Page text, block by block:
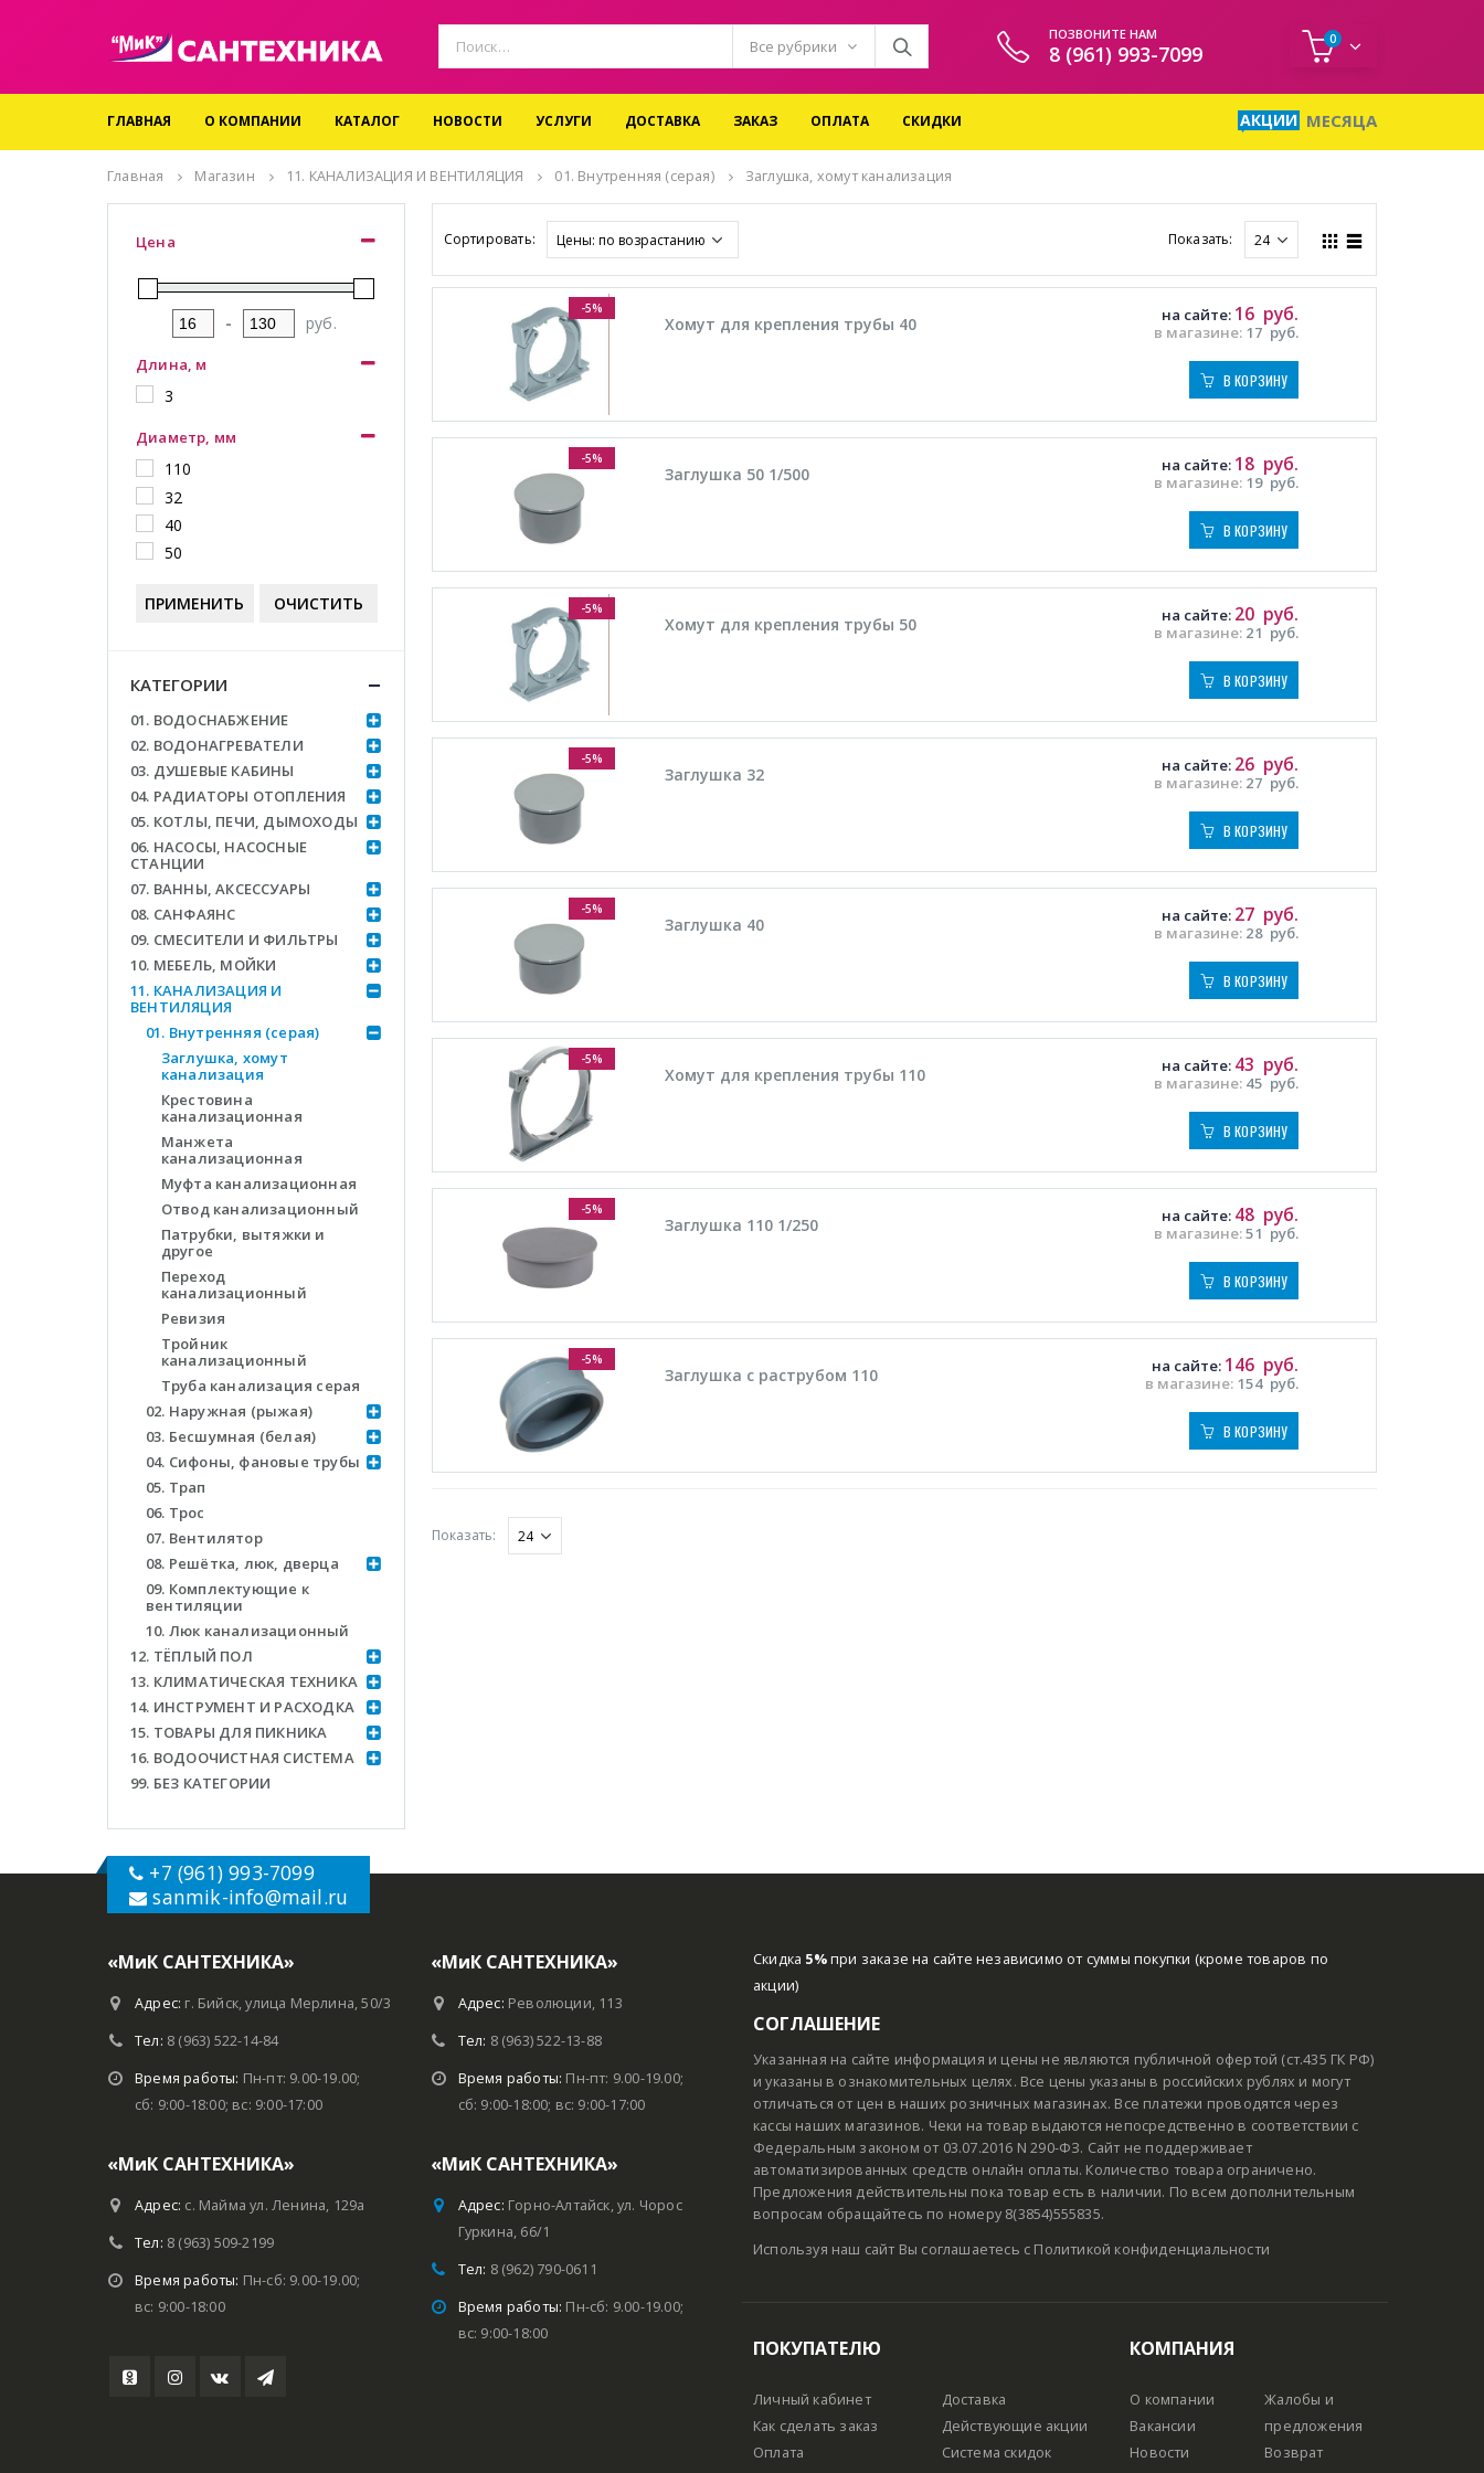
Все рубрики
ПОЗВОНИТЕ НАМ
8 (961) 993-7099
0
ГЛАВНАЯ О КОМПАНИИ КАТАЛОГ НОВОСТИ УСЛУГИ ДОСТАВКА ЗАКАЗ ОПЛАТА СКИДКИ МЕСЯЦА
АКЦИИ
Главная Магазин 11. КАНАЛИЗАЦИЯ И ВЕНТИЛЯЦИЯ 01. Внутренняя (серая) Заглушка, хомут канализация
Сортировать: Показать:
-5%
Хомут для крепления трубы 40 в магазине: 17 руб.
на сайте: 16 руб.
В КОРЗИНУ
-5%
Заглушка 50 1/500 в магазине: 19 руб.
на сайте: 18 руб.
В КОРЗИНУ
-5%
Хомут для крепления трубы 50 в магазине: 21 руб.
на сайте: 20 руб.
В КОРЗИНУ
-5%
Заглушка 32 в магазине: 27 руб.
на сайте: 26 руб.
В КОРЗИНУ
-5%
Заглушка 40 в магазине: 28 руб.
на сайте: 27 руб.
В КОРЗИНУ
-5%
Хомут для крепления трубы 110 в магазине: 45 руб.
на сайте: 43 руб.
В КОРЗИНУ
-5%
Заглушка 110 1/250 в магазине:51 руб.
на сайте: 48 руб.
В КОРЗИНУ
-5%
Заглушка с раструбом 110 в магазине: 154 руб.
на сайте: 146 руб.
В КОРЗИНУ
Показать:
Цена
- руб.
Длина, м
3
Диаметр, мм
110
32
40
50
ПРИМЕНИТЬ ОЧИСТИТЬ
КАТЕГОРИИ
01. ВОДОСНАБЖЕНИЕ
02. ВОДОНАГРЕВАТЕЛИ
03. ДУШЕВЫЕ КАБИНЫ
04. РАДИАТОРЫ ОТОПЛЕНИЯ
05. КОТЛЫ, ПЕЧИ, ДЫМОХОДЫ
06. НАСОСЫ, НАСОСНЫЕ
СТАНЦИИ
07. ВАННЫ, АКСЕССУАРЫ
08. САНФАЯНС
09. СМЕСИТЕЛИ И ФИЛЬТРЫ
10. МЕБЕЛЬ, МОЙКИ
11. КАНАЛИЗАЦИЯ И
ВЕНТИЛЯЦИЯ
01. Внутренняя (серая)
Заглушка, хомут
канализация
Крестовина
канализационная
Манжета
канализационная
Муфта канализационная
Отвод канализационный
Патрубки, вытяжки и
другое
Переход
канализационный
Ревизия
Тройник
канализационный
Труба канализация серая
02. Наружная (рыжая)
03. Бесшумная (белая)
04. Сифоны, фановые трубы
05. Трап
06. Трос
07. Вентилятор
08. Решётка, люк, дверца
09. Комплектующие к
вентиляции
10. Люк канализационный
12. ТЁПЛЫЙ ПОЛ
13. КЛИМАТИЧЕСКАЯ ТЕХНИКА
14. ИНСТРУМЕНТ И РАСХОДКА
15. ТОВАРЫ ДЛЯ ПИКНИКА
16. ВОДООЧИСТНАЯ СИСТЕМА
99. БЕЗ КАТЕГОРИИ
+7 (961) 993-7099
sanmik-info@mail.ru
«МиК САНТЕХНИКА»
Адрес: г. Бийск, улица Мерлина, 50/3
Тел: 8 (963) 522-14-84
Время работы: Пн-пт: 9.00-19.00;
сб: 9:00-18:00; вс: 9:00-17:00
«МиК САНТЕХНИКА»
Адрес: с. Майма ул. Ленина, 129а
Тел: 8 (963) 509-2199
Время работы: Пн-сб: 9.00-19.00;
вс: 9:00-18:00
«МиК САНТЕХНИКА»
Адрес: Революции, 113
Тел: 8 (963) 522-13-88
Время работы: Пн-пт: 9.00-19.00;
сб: 9:00-18:00; вс: 9:00-17:00
«МиК САНТЕХНИКА»
Адрес: Горно-Алтайск, ул. Чорос
Гуркина, 66/1
Тел: 8 (962) 790-0611
Время работы: Пн-сб: 9.00-19.00;
вс: 9:00-18:00
Скидка 5%при заказе на сайте независимо от суммы покупки (кроме товаров по
акции)
СОГЛАШЕНИЕ
Указанная на сайте информация и цены не являются публичной офертой (ст.435 ГК РФ)
и указаны в ознакомительных целях. Все цены указаны в российских рублях и могут
отличаться от цен в наших розничных магазинах. Все платежи проводятся через
кассы наших магазинов. Чеки на товар выдаются непосредственно в соответствии с
Федеральным законом от 03.07.2016 N 290-ФЗ. Сайт не поддерживает
автоматизированных средств онлайн оплаты. Количество товара ограничено.
Предложения действительны пока товар есть в наличии. По всем дополнительным
вопросам обращайтесь по номеру 8(3854)555835.
Используя наш сайт Вы соглашаетесь с Политикой конфиденциальности
ПОКУПАТЕЛЮ
Личный кабинет
Как сделать заказ
Оплата
Доставка
Действующие акции
Система скидок
КОМПАНИЯ
О компании
Вакансии
Новости
Жалобы и
предложения
Возврат